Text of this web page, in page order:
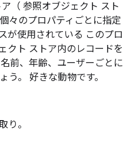
（ 参照オブジェクト スト
々のプロパティごとに指定
が使用されている このプロ
クト ストア内のレコードを
前、年齢、ユーザーごとに
う。 好きな動物です。
り。